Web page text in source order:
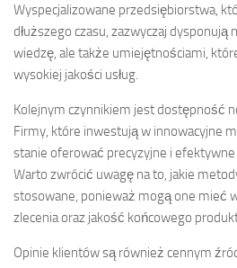
Wyspecjalizowane przedsiębiorstwa,
dłuższego czasu, zazwyczaj dysponują
wiedzę, ale także umiejętnościami,
wysokiej jakości usług.
Kolejnym czynnikiem jest dostępność
Firmy, które inwestują w innowacyjne
stanie oferować precyzyjne i efektywne
Warto zwrócić uwagę na to, jakie
stosowane, ponieważ mogą one mieć
zlecenia oraz jakość końcowego
Opinie klientów są również cennym